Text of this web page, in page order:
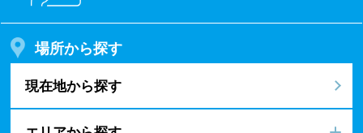
場所から探す
現在地から探す